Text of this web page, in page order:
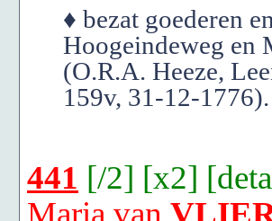
♦ bezat goederen
Hoogeindeweg en
(O.R.A. Heeze,
159v, 31-12-1776).
441 [/2] [x2] [
Maria van